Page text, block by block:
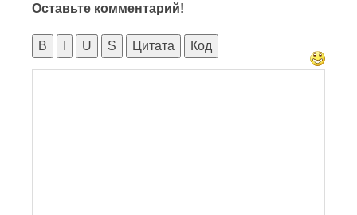
Оставьте комментарий!
B U S Цитата Код